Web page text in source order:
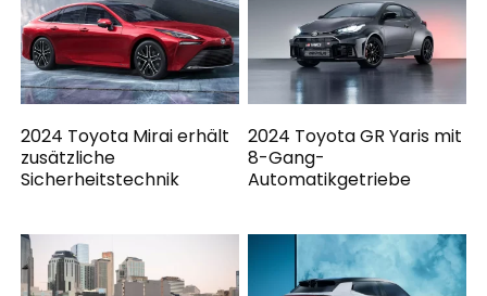
2024 Toyota Mirai erhält
zusätzliche
Sicherheitstechnik
2024 Toyota GR Yaris mit
8-Gang-
Automatikgetriebe